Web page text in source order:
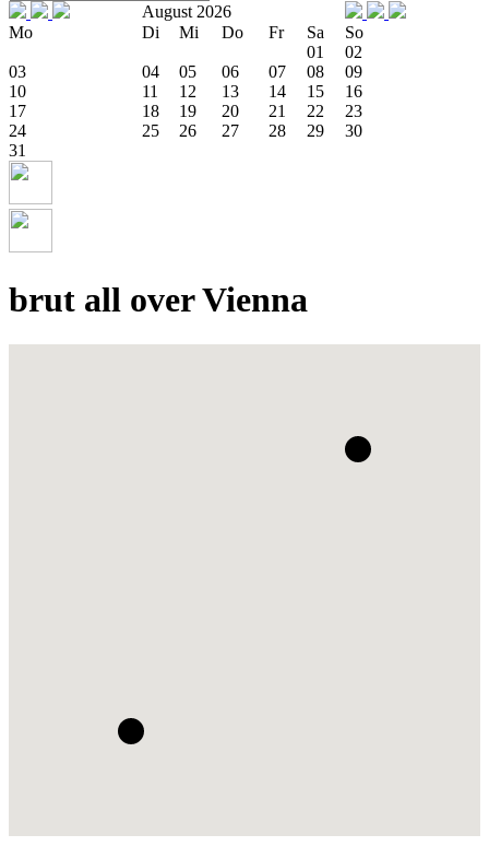
August 2026
Mo
Di Mi Do Fr Sa
So
01
02
03
04 05 06 07 08
09
10
11 12 13 14 15
16
17
18 19 20 21 22
23
24
25 26 27 28 29
30
31
brut all over Vienna